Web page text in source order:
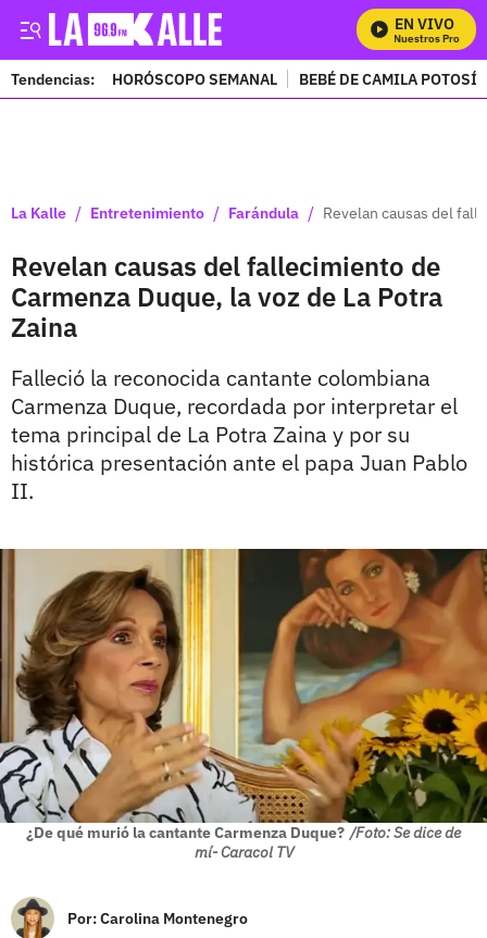
EN VIVO
Mira Todos Nuestros
Tendencias: HORÓSCOPO SEMANAL BEBÉ DE CAMILA POTOSÍ
La Kalle / Entretenimiento / Farándula / Revelan causas del
Revelan causas del fallecimiento de
Carmenza Duque, la voz de La Potra
Zaina
Falleció la reconocida cantante colombiana
Carmenza Duque, recordada por interpretar el
tema principal de La Potra Zaina y por su
histórica presentación ante el papa Juan Pablo
II.
¿De qué murió la cantante Carmenza Duque? /Foto: Se dice de
mí- Caracol TV
Por:Carolina Montenegro